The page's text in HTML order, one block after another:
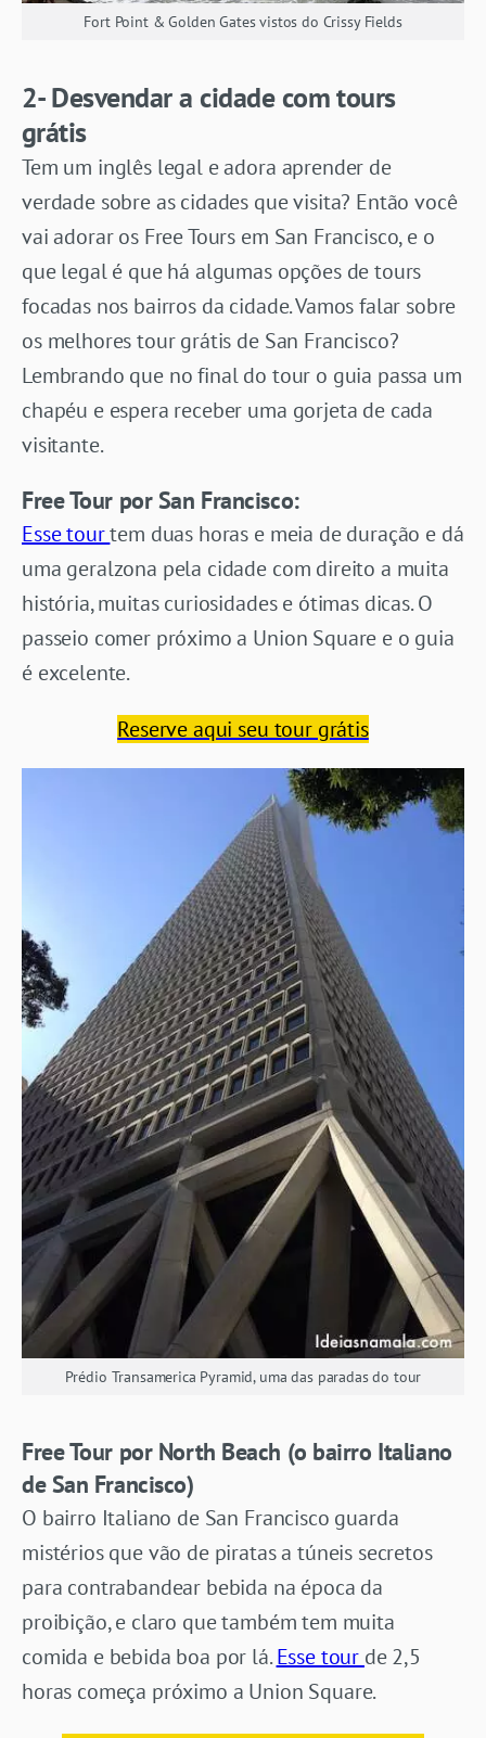
Fort Point & Golden Gates vistos do Crissy Fields
2- Desvendar a cidade com tours
grátis
Tem um inglês legal e adora aprender de
verdade sobre as cidades que visita? Então você
vai adorar os Free Tours em San Francisco, e o
que legal é que há algumas opções de tours
focadas nos bairros da cidade. Vamos falar sobre
os melhores tour grátis de San Francisco?
Lembrando que no final do tour o guia passa um
chapéu e espera receber uma gorjeta de cada
visitante.
Free Tour por San Francisco:
Esse tourtem duas horas e meia de duração e dá
uma geralzona pela cidade com direito a muita
história, muitas curiosidades e ótimas dicas. O
passeio comer próximo a Union Square e o guia
é excelente.
Reserve aqui seu tour grátis
Prédio Transamerica Pyramid, uma das paradas do tour
Free Tour por North Beach (o bairro Italiano
de San Francisco)
O bairro Italiano de San Francisco guarda
mistérios que vão de piratas a túneis secretos
para contrabandear bebida na época da
proibição, e claro que também tem muita
comida e bebida boa por lá.Esse tour de 2,5
horas começa próximo a Union Square.